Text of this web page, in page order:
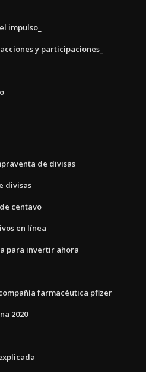
impulso_
y participaciones_
de divisas
divisas
centavo
en línea
para invertir ahora
farmacéutica pfizer
2020